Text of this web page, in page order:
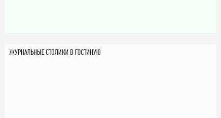
ЖУРНАЛЬНЫЕ СТОЛИКИ В ГОСТИНУЮ